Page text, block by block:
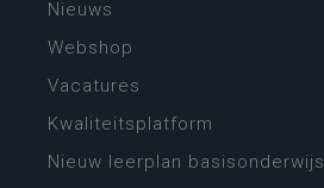
Nieuws
Webshop
Vacatures
Kwaliteitsplatform
Nieuw leerplan basisonderwijs